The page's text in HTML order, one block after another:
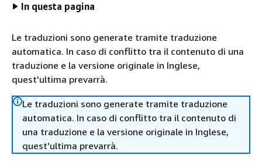
In questa pagina
Le traduzioni sono generate tramite traduzione
automatica. In caso di conflitto tra il contenuto di una
traduzione e la versione originale in Inglese,
quest'ultima prevarrà.
Le traduzioni sono generate tramite traduzione
automatica. In caso di conflitto tra il contenuto di
una traduzione e la versione originale in Inglese,
quest'ultima prevarrà.